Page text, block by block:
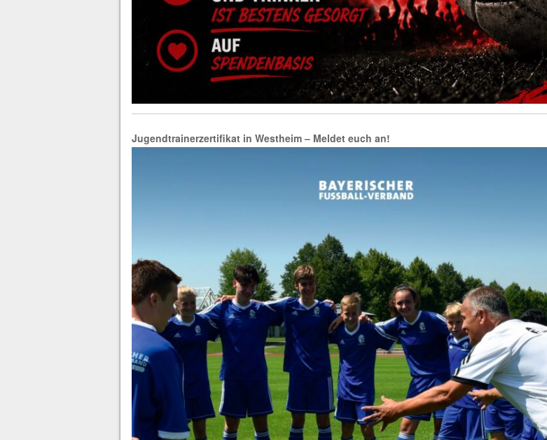
Jugendtrainerzertifikat in Westheim – Meldet euch an!